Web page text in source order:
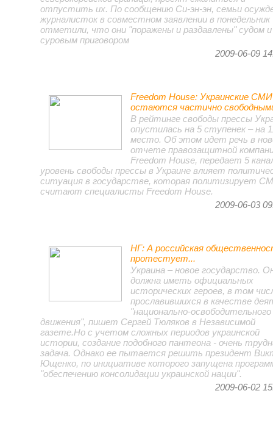
отпустить их. По сообщению Си-эн-эн, семьи
журналисток в совместном заявлении в понедельник
отметили, что они "поражены и раздавлены" судом и
суровым приговором
2009-06-09
Freedom House: Украинские СМИ
остаются частично
В рейтинге свободы прессы
опустилась на 5 ступенек – на
место. Об этом идет речь в
отчете правозащитной
Freedom House, передает 5
уровень свободы прессы в Украине влияет
ситуация в государстве, которая политизирует
считают специалисты Freedom House.
2009-06-03
НГ: А российская
протестует...
Украина – новое государство.
должна иметь официальных
исторических героев, в том
прославившихся в качестве
"национально-освободительного
движения", пишет Сергей Тюляков в Независимой
газете.Но с учетом сложных периодов украинской
истории, создание подобного пантеона - очень
задача. Однако ее пытается решить президент
Ющенко, по инициативе которого запущена
"обеспечению консолидации украинской нации".
2009-06-02